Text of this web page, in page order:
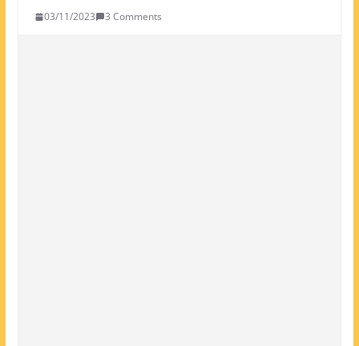
03/11/2023 3 Comments